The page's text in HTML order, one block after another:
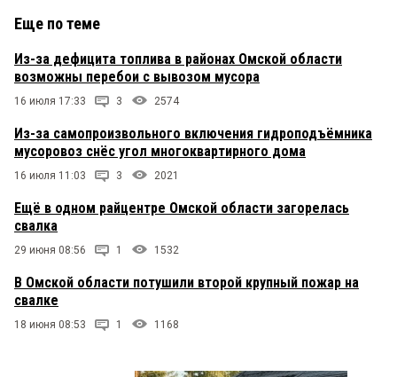
Еще по теме
Из-за дефицита топлива в районах Омской области
возможны перебои с вывозом мусора
16 июля 17:33 3 2574
Из-за самопроизвольного включения гидроподъёмника
мусоровоз снёс угол многоквартирного дома
16 июля 11:03 3 2021
Ещё в одном райцентре Омской области загорелась
свалка
29 июня 08:56 1 1532
В Омской области потушили второй крупный пожар на
свалке
18 июня 08:53 1 1168